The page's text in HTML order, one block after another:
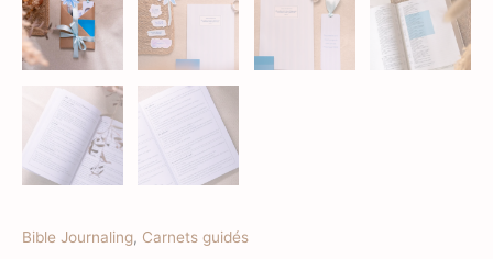
Bible Journaling, Carnets guidés